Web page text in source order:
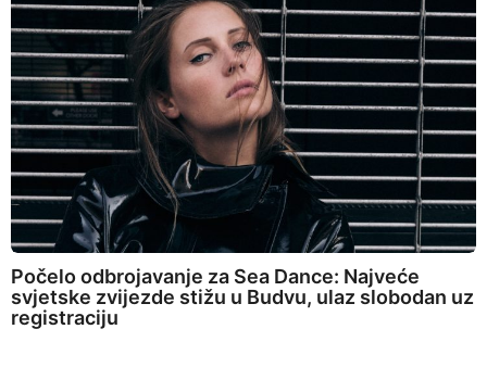
Počelo odbrojavanje za Sea Dance: Najveće
svjetske zvijezde stižu u Budvu, ulaz slobodan uz
registraciju